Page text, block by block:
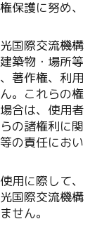
保護に努め、
国際交流機構
築物・場所等
著作権、利用
。これらの権
合は、使用者
の諸権利に関
の責任におい
用に際して、
国際交流機構
せん。